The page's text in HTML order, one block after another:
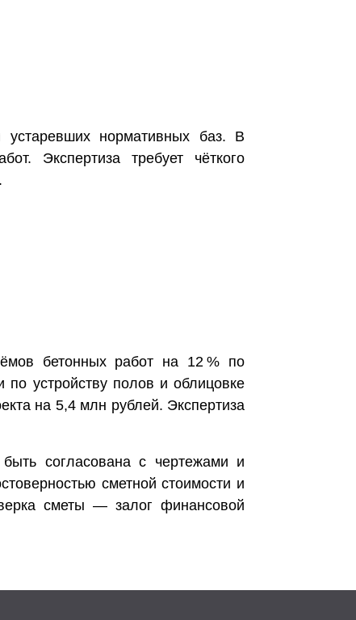
устаревших нормативных баз. В
Экспертиза требует чёткого
бетонных работ на 12 % по
устройству полов и облицовке
на 5,4 млн рублей. Экспертиза
согласована с чертежами и
сметной стоимости и
сметы — залог финансовой